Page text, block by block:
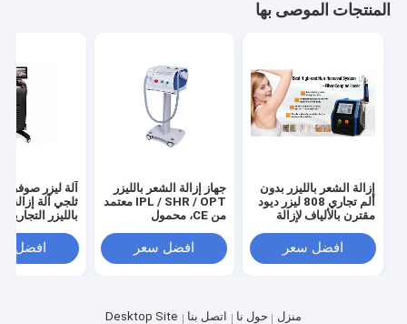
المنتجات الموصى بها
إزالة الشعر بالليزر بدون
ألم تجاري 808 ليزر ديود
مقترن بالألياف لإزالة
بالليزر
افضل سعر
جهاز إزالة الشعر بالليزر
IPL / SHR / OPT معتمد
من CE، محمول
افضل سعر
آلة ليزر
ثلجي آلة إزالة
افضل
منزل حول نا اتصل بنا Desktop Site